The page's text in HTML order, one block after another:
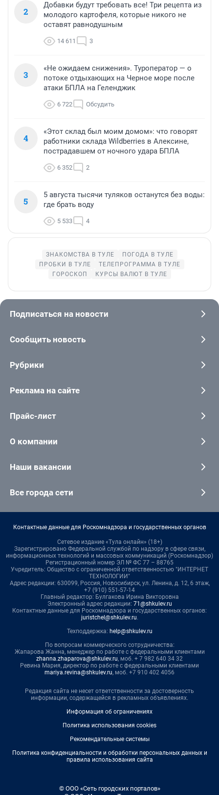
2
Добавки будут требовать все! Три рецепта из
молодого картофеля, которые никого не
оставят равнодушным
14 611 3
3
«Не ожидаем снижения». Туроператор — о
потоке отдыхающих на Черное море после
атаки БПЛА на Геленджик
6 722 Обсудить
4
«Этот склад был моим домом»: что говорят
работники склада Wildberries в Алексине,
пострадавшем от ночного удара БПЛА
6 352 2
5
5 августа тысячи туляков останутся без воды:
где брать воду
5 533 4
ЗНАКОМСТВА В ТУЛЕ
ПОГОДА В ТУЛЕ
ПРОБКИ В ТУЛЕ
ТЕЛЕПРОГРАММА В ТУЛЕ
ГОРОСКОП
КУРСЫ ВАЛЮТ В ТУЛЕ
Подписаться на новости
Сообщить новость
Рубрики
Реклама на сайте
Прайс-лист
О компании
Наши вакансии
Все города сети
Контактные данные для Роскомнадзора и государственных органов
Сетевое издание «Тула онлайн» (18+)
Зарегистрировано Федеральной службой по надзору в сфере связи,
информационных технологий и массовых коммуникаций (Роскомнадзор)
Регистрационный номер ЭЛ № ФС 77 – 88765
Учредитель: Общество с ограниченной ответственностью "ИНТЕРНЕТ
ТЕХНОЛОГИИ"
Адрес редакции: 630099, Россия, Новосибирск, ул. Ленина, д. 12, 6 этаж,
+7 (910) 551-57-14
Главный редактор: Булгакова Ирина Викторовна
Электронный адрес редакции: 71@shkulev.ru
Контактные данные для Роскомнадзора и государственных органов:
juristchel@shkulev.ru.
Техподдержка: help@shkulev.ru
По вопросам коммерческого сотрудничества:
Жапарова Жанна, менеджер по работе с федеральными клиентами
zhanna.zhaparova@shkulev.ru, моб. + 7 982 640 34 32
Ревина Мария, директор по работе с федеральными клиентами
mariya.revina@shkulev.ru, моб. +7 910 402 4056
Редакция сайта не несет ответственности за достоверность
информации, содержащейся в рекламных объявлениях.
Информация об ограничениях
Политика использования cookies
Рекомендательные системы
Политика конфиденциальности и обработки персональных данных и
правила использования сайта
© ООО «Сеть городских порталов»